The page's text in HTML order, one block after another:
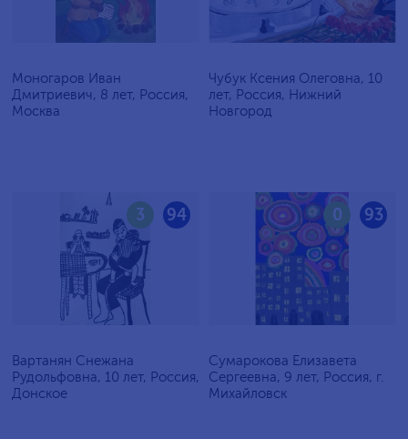
Моногаров Иван
Дмитриевич, 8 лет, Россия,
Москва
Чубук Ксения Олеговна, 10
лет, Россия, Нижний
Новгород
94
3
Вартанян Снежана
Рудольфовна, 10 лет, Россия,
Донское
93
0
Сумарокова Елизавета
Сергеевна, 9 лет, Россия, г.
Михайловск